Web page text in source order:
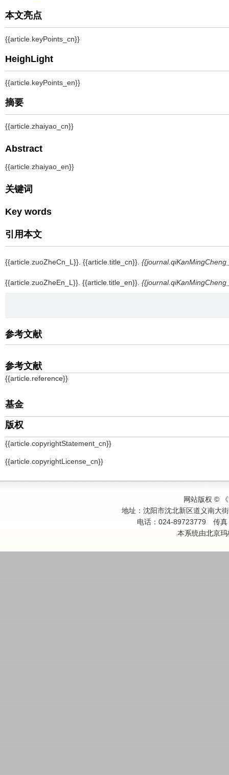
本文亮点
{{article.keyPoints_cn}}
HeighLight
{{article.keyPoints_en}}
摘要
{{article.zhaiyao_cn}}
Abstract
{{article.zhaiyao_en}}
关键词
Key words
引用本文
{{article.zuoZheCn_L}}. {{article.title_cn}}.
{{article.zuoZheEn_L}}. {{article.title_en}}.
参考文献
参考文献
{{article.reference}}
基金
版权
{{article.copyrightStatement_cn}}
{{article.copyrightLicense_cn}}
网站版权 ©
地址：沈阳市沈北新区道义南大
电话：024-89723779 传
本系统由北京